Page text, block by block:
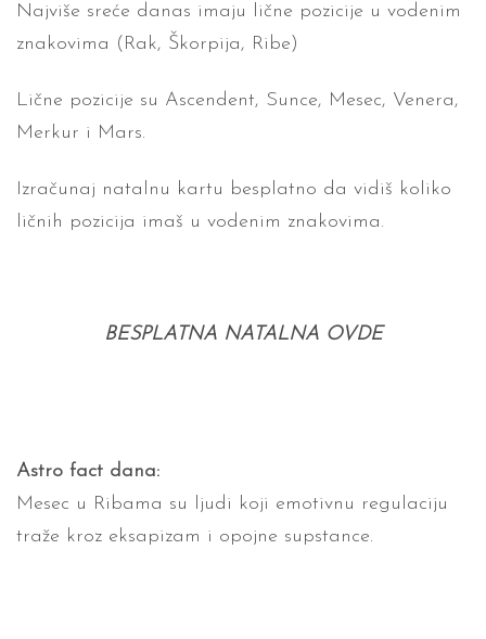
Najviše sreće danas imaju lične pozicije u vodenim
znakovima (Rak, Škorpija, Ribe)
Lične pozicije su Ascendent, Sunce, Mesec, Venera,
Merkur i Mars.
Izračunaj natalnu kartu besplatno da vidiš koliko
ličnih pozicija imaš u vodenim znakovima.
BESPLATNA NATALNA OVDE
Astro fact dana:
Mesec u Ribama su ljudi koji emotivnu regulaciju
traže kroz eksapizam i opojne supstance.